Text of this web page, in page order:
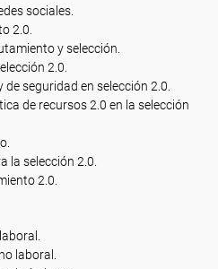
sociales.
2.0.
y selección.
2.0.
seguridad en selección 2.0.
de recursos 2.0 en la selección
la selección 2.0.
2.0.
laboral.